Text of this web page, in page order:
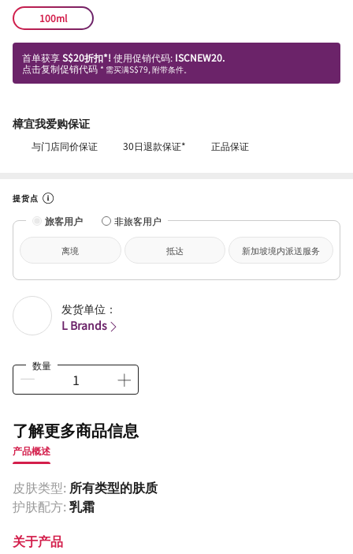
100ml
首单获享S$20折扣*! 使用促销代码: ISCNEW20.
点击复制促销代码 * 需买满S$79, 附带条件。
樟宜我爱购保证
与门店同价保证 30日退款保证* 正品保证
提货点
旅客用户 非旅客用户
离境 抵达 新加坡境内派送服务
发货单位：
L Brands
数量
了解更多商品信息
产品概述
皮肤类型: 所有类型的肤质
护肤配方: 乳霜
关于产品